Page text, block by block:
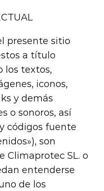
presente sitio
a título
los textos,
iconos,
y demás
o sonoros, así
códigos fuente
son
Climaprotec SL. o
entenderse
de los